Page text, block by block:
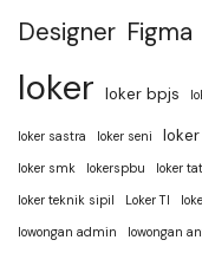
Designer Figma
loker loker bpjs
loker sastra loker seni
loker smk
lokerspbu loker
loker teknik sipil
Loker TI
lowongan admin
lowongan